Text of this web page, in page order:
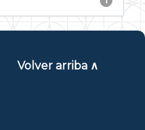
Volver arriba ∧